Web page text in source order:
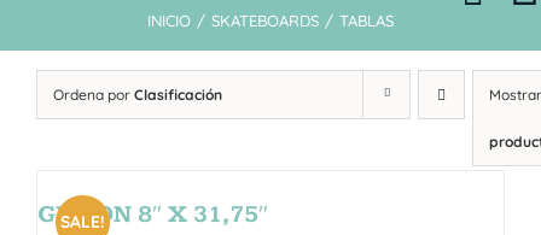
INICIO / SKATEBOARDS / TABLAS
Ordena por Clasificación
SALE!
GIBSON 8″ X 31,75″